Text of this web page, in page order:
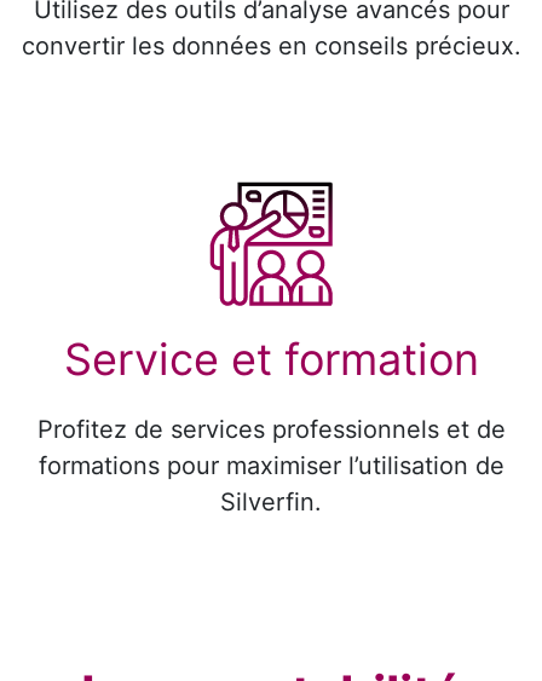
Utilisez des outils d’analyse avancés pour
convertir les données en conseils précieux.
Service et formation
Profitez de services professionnels et de
formations pour maximiser l’utilisation de
Silverfin.